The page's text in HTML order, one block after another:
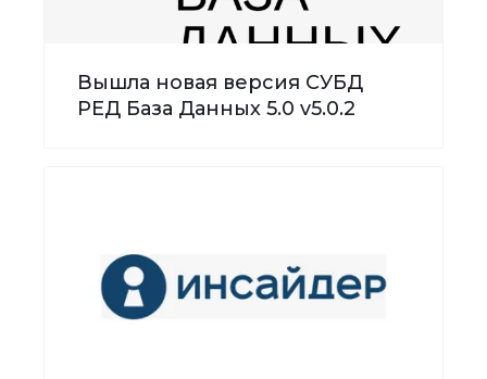
Вышла новая версия СУБД
РЕД База Данных 5.0 v5.0.2